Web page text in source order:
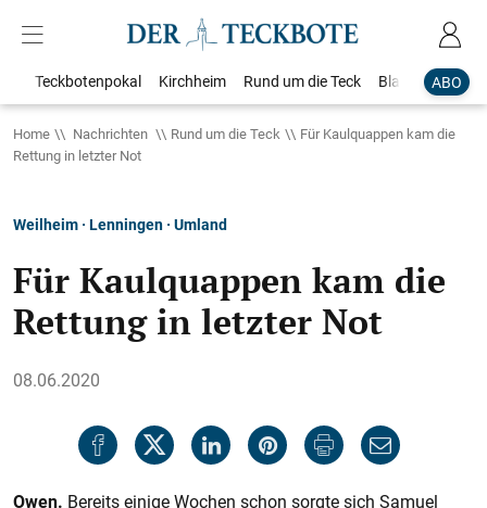
ABO
Teckbotenpokal Kirchheim Rund um die Teck Blaulicht
Home Nachrichten Rund um die Teck
Für Kaulquappen kam die
Rettung in letzter Not
Weilheim · Lenningen · Umland
Für Kaulquappen kam die
Rettung in letzter Not
08.06.2020
Owen. Bereits einige Wochen schon sorgte sich Samuel